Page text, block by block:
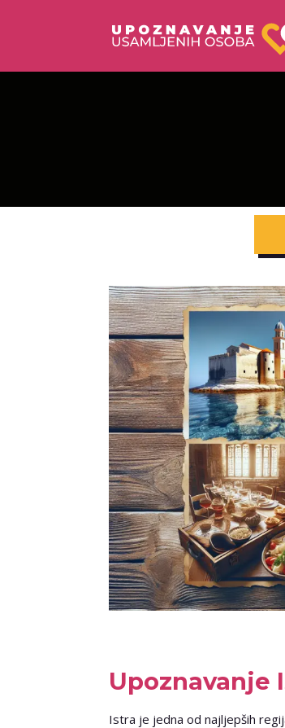
Upoznavanje
Istra je jedna od najljepših